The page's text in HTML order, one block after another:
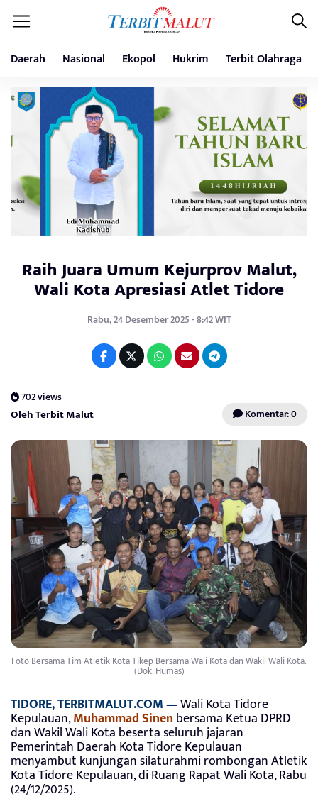
Daerah Nasional Ekopol Hukrim Terbit Olahraga
Raih Juara Umum Kejurprov Malut,
Wali Kota Apresiasi Atlet Tidore
Rabu, 24 Desember 2025 - 8:42 WIT
702 views
Oleh Terbit Malut Komentar: 0
Foto Bersama Tim Atletik Kota Tikep Bersama Wali Kota dan Wakil Wali Kota.
(Dok. Humas)
TIDORE, TERBITMALUT.COM —Wali Kota Tidore
Kepulauan,Muhammad Sinen bersama Ketua DPRD
dan Wakil Wali Kota beserta seluruh jajaran
Pemerintah Daerah Kota Tidore Kepulauan
menyambut kunjungan silaturahmi rombongan Atletik
Kota Tidore Kepulauan, di Ruang Rapat Wali Kota, Rabu
(24/12/2025).